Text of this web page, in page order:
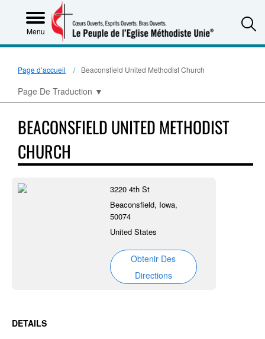
Menu
Page d’accueil Beaconsfield United Methodist Church
Page De Traduction ▼
BEACONSFIELD UNITED METHODIST
CHURCH
3220 4th St
Beaconsfield, Iowa,
50074
United States
Obtenir Des
Directions
DETAILS